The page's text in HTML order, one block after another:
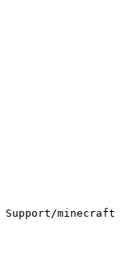
minecraft